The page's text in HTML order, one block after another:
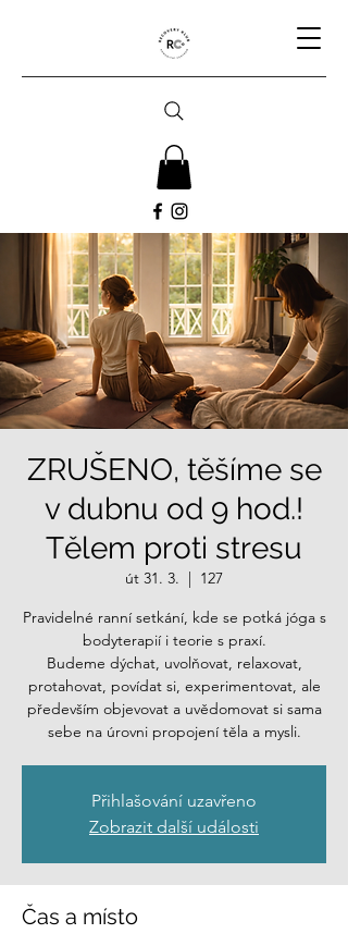
ZRUŠENO, těšíme se
v dubnu od 9 hod.!
Tělem proti stresu
út 31. 3.
  |
127
Pravidelné ranní setkání, kde se potká jóga s
bodyterapií i teorie s praxí.
Budeme dýchat, uvolňovat, relaxovat,
protahovat, povídat si, experimentovat, ale
především objevovat a uvědomovat si sama
sebe na úrovni propojení těla a mysli.
Přihlašování uzavřeno
Zobrazit další události
Čas a místo